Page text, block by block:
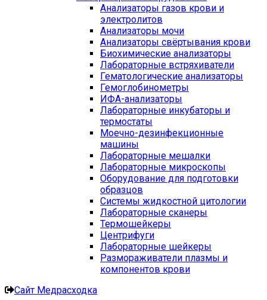
Анализаторы газов крови и
электролитов
Анализаторы мочи
Анализаторы свёртывания крови
Биохимические анализаторы
Лабораторные встряхиватели
Гематологические анализаторы
Гемоглобинометры
ИФА-анализаторы
Лабораторные инкубаторы и
термостаты
Моечно-дезинфекционные
машины
Лабораторные мешалки
Лабораторные микроскопы
Оборудование для подготовки
образцов
Системы жидкостной цитологии
Лабораторные сканеры
Термошейкеры
Центрифуги
Лабораторные шейкеры
Размораживатели плазмы и
компонентов крови
Сайт Медрасходка